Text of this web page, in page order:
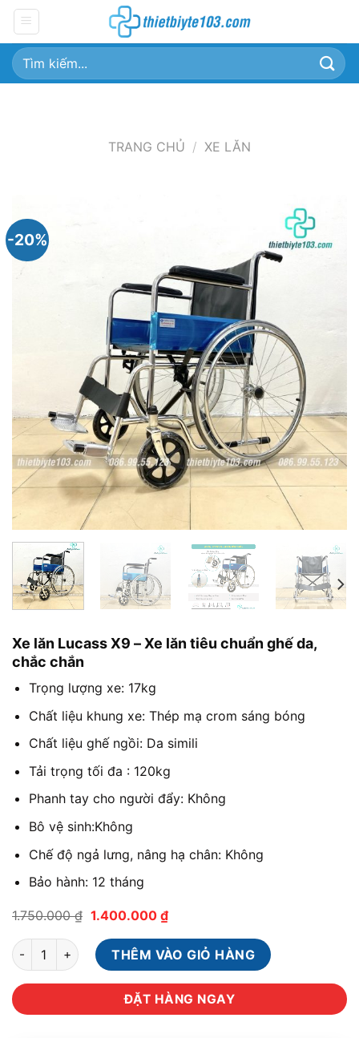
Chuyển
đến
nội
dung
Tìm
kiếm:
TRANG CHỦ / XE LĂN
-20%
Xe lăn Lucass X9 – Xe lăn tiêu chuẩn ghế da,
chắc chắn
Trọng lượng xe: 17kg
Chất liệu khung xe: Thép mạ crom sáng bóng
Chất liệu ghế ngồi: Da simili
Tải trọng tối đa : 120kg
Phanh tay cho người đẩy: Không
Bô vệ sinh:Không
Chế độ ngả lưng, nâng hạ chân: Không
Bảo hành: 12 tháng
1.750.000₫ Giá
là:
1.750.000 ₫.
1.400.000 ₫Giá
hiện
tại
là:
1.400.000 ₫.
Xe lăn Lucass X9 - Xe lăn tiêu chuẩn ghế da, chắc chắn số
THÊM VÀO GIỎ HÀNG
ĐẶT HÀNG NGAY